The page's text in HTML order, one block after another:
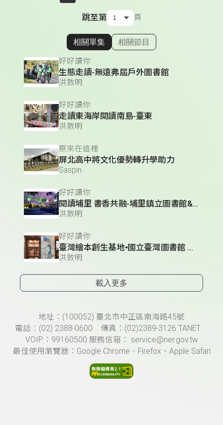
跳至第 頁
顯示相關單集
相關單集 相關節目
好好讀你
生態走讀-無遠弗屆戶外圖書館
洪敦明
好好讀你
走讀東海岸閱讀南島-臺東
洪敦明
原來在這裡
屏北高中將文化優勢轉升學助力
Saspin
好好讀你
閱讀埔里 書香共融-埔里鎮立圖書館&籃城書房
洪敦明
好好讀你
臺灣繪本創生基地•國立臺灣圖書館 親子資料中心
洪敦明
載入更多
頁尾資訊地址：(100052) 臺北市中正區南海路45號
電話：(02) 2388-0600 傳真：(02)2389-3126 TANET
VOIP：99160500 服務信箱： service@ner.gov.tw
最佳使用瀏覽器：Google Chrome、Firefox、Apple Safari